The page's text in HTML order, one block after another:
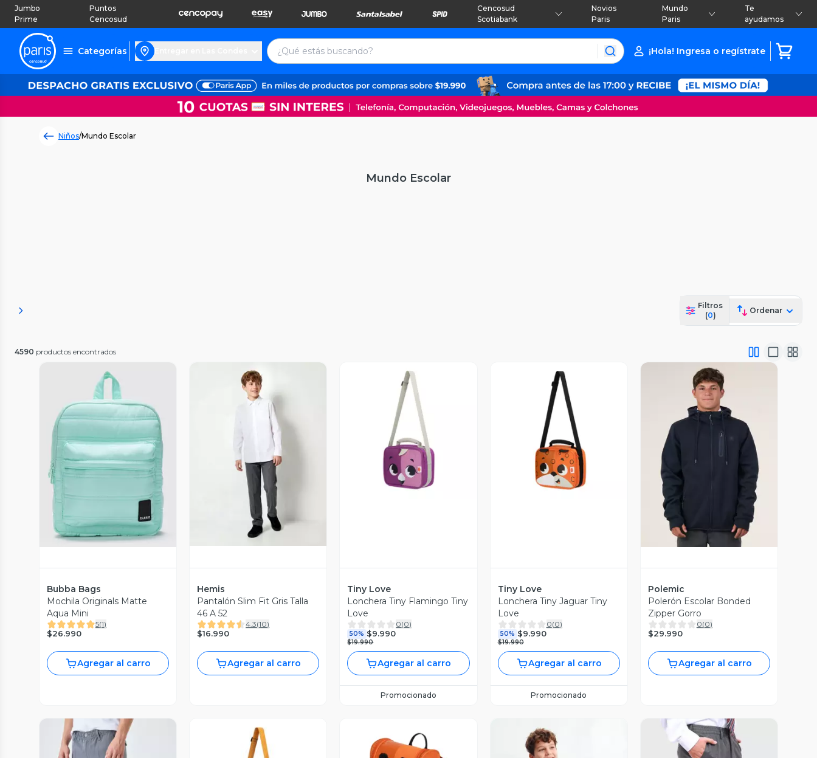
Jumbo
Prime
Puntos
Cencosud
Cencosud
Scotiabank
Novios
Paris
Mundo
Paris
Te
ayudamos
Categorías ¡Hola! Ingresa o regístrate
Niños/Mundo Escolar
Mundo Escolar
Filtros
(0)
Ordenar
4590 productos encontrados
Vista Previa
Bubba Bags
Mochila Originals Matte
Aqua Mini
5(1)
$26.990
Agregar al carro
Vista Previa
Hemis
Pantalón Slim Fit Gris Talla
46 A 52
4.3(10)
$16.990
Agregar al carro
Vista Previa
Tiny Love
Lonchera Tiny Flamingo Tiny
Love
0(0)
50% $9.990
$19.990
Agregar al carro
Promocionado
Vista Previa
Tiny Love
Lonchera Tiny Jaguar Tiny
Love
0(0)
50% $9.990
$19.990
Agregar al carro
Promocionado
Vista Previa
Polemic
Polerón Escolar Bonded
Zipper Gorro
0(0)
$29.990
Agregar al carro